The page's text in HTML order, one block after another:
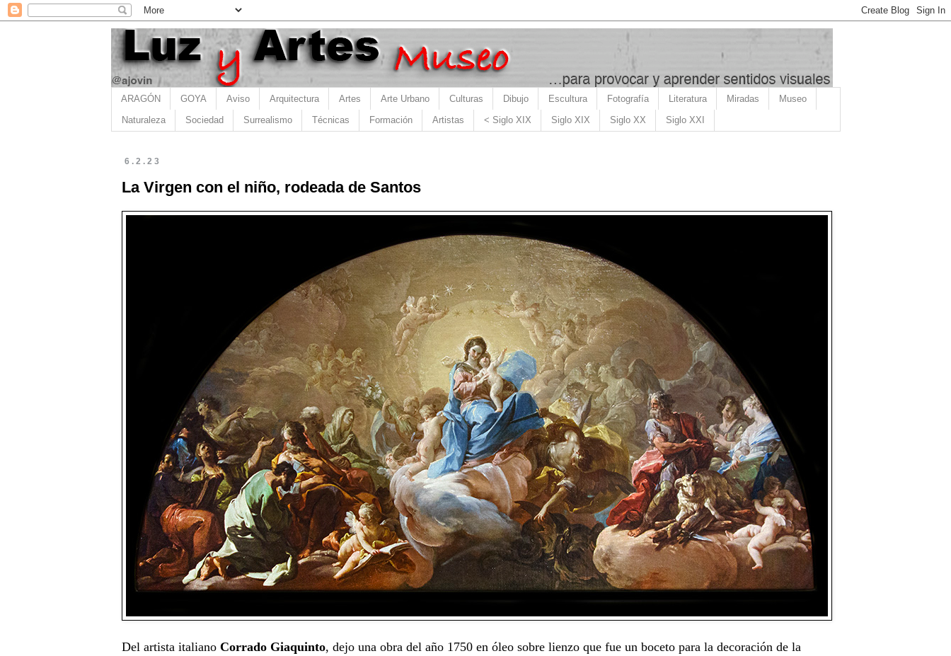
ARAGÓN GOYA Aviso Arquitectura Artes Arte Urbano Culturas Dibujo Escultura Fotografía Literatura Miradas Museo
Naturaleza Sociedad Surrealismo Técnicas Formación Artistas < Siglo XIX Siglo XIX Siglo XX Siglo XXI
6.2.23
La Virgen con el niño, rodeada de Santos
Del artista italiano Corrado Giaquinto, dejo una obra del año 1750 en óleo sobre lienzo que fue un boceto para la decoración de la